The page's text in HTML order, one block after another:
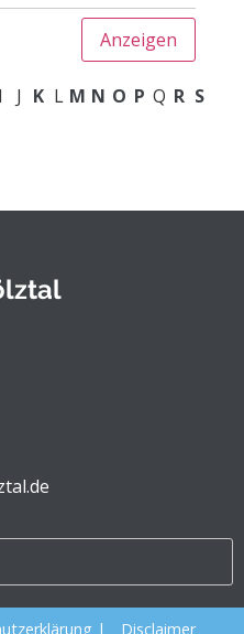
I J K L M N O P Q R S
| Disclaimer